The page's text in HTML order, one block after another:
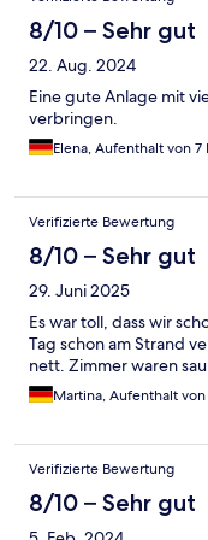
8/10 – Sehr gut
22. Aug. 2024
Eine gute Anlage mit
verbringen.
Elena, Aufenthalt von 7
Verifizierte Bewertung
8/10 – Sehr gut
29. Juni 2025
Es war toll, dass wir
Tag schon am Strand
nett. Zimmer waren
Martina, Aufenthalt von
Verifizierte Bewertung
8/10 – Sehr gut